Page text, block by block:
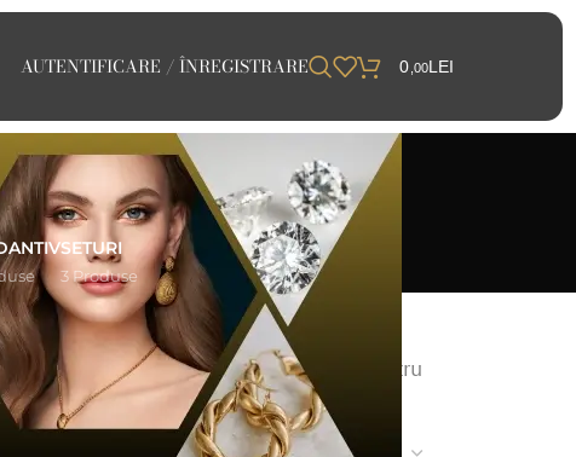
AUTENTIFICARE / ÎNREGISTRARE 0 ,00LEI
SETURI
3 Produse
realizată din aur de 14K și include
tăieturii pietrei. Găsești inele de
și oferite cu garanție. Sunt perfecte pentru
strălucește pentru totdeauna.